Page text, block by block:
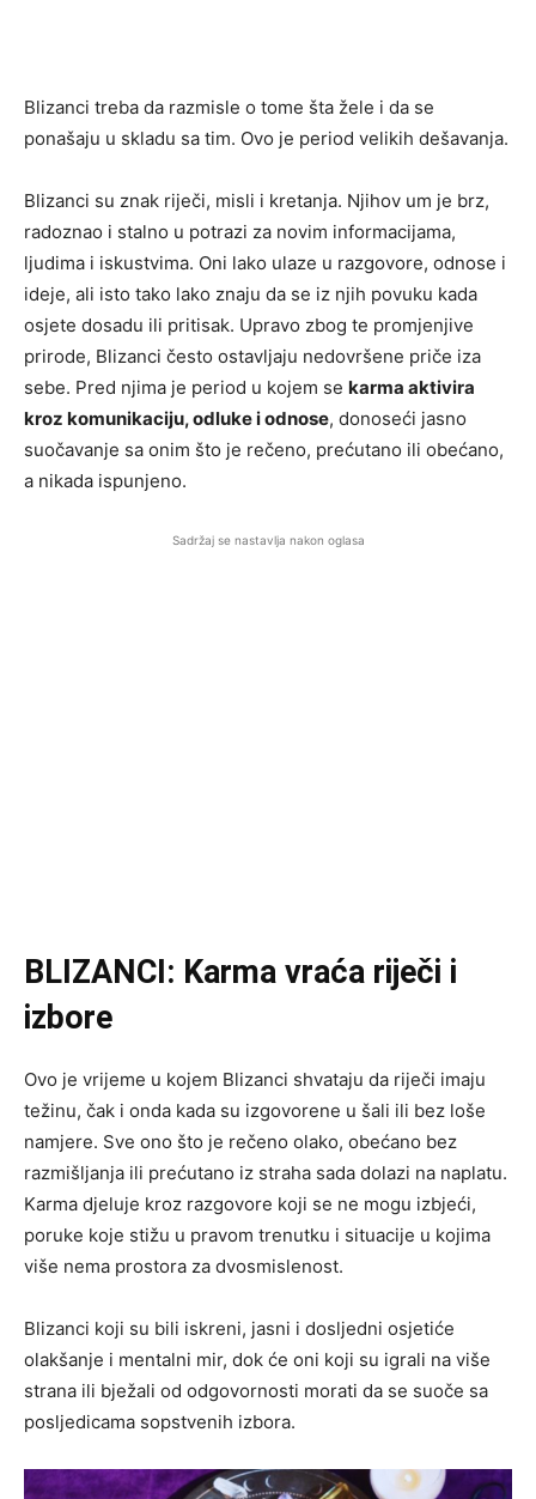
Blizanci treba da razmisle o tome šta žele i da se
ponašaju u skladu sa tim. Ovo je period velikih dešavanja.
Blizanci su znak riječi, misli i kretanja. Njihov um je brz,
radoznao i stalno u potrazi za novim informacijama,
ljudima i iskustvima. Oni lako ulaze u razgovore, odnose i
ideje, ali isto tako lako znaju da se iz njih povuku kada
osjete dosadu ili pritisak. Upravo zbog te promjenjive
prirode, Blizanci često ostavljaju nedovršene priče iza
sebe. Pred njima je period u kojem se karma aktivira
kroz komunikaciju, odluke i odnose, donoseći jasno
suočavanje sa onim što je rečeno, prećutano ili obećano,
a nikada ispunjeno.
Sadržaj se nastavlja nakon oglasa
BLIZANCI: Karma vraća riječi i
izbore
Ovo je vrijeme u kojem Blizanci shvataju da riječi imaju
težinu, čak i onda kada su izgovorene u šali ili bez loše
namjere. Sve ono što je rečeno olako, obećano bez
razmišljanja ili prećutano iz straha sada dolazi na naplatu.
Karma djeluje kroz razgovore koji se ne mogu izbjeći,
poruke koje stižu u pravom trenutku i situacije u kojima
više nema prostora za dvosmislenost.
Blizanci koji su bili iskreni, jasni i dosljedni osjetiće
olakšanje i mentalni mir, dok će oni koji su igrali na više
strana ili bježali od odgovornosti morati da se suoče sa
posljedicama sopstvenih izbora.